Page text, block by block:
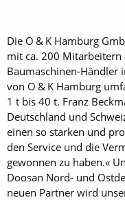
Die O & K Hamburg
mit ca. 200
Baumaschinen-Händler
von O & K Hamburg
1 t bis 40 t. Franz
Deutschland und
einen so starken und
den Service und die
gewonnen zu haben.«
Doosan Nord- und
neuen Partner wird